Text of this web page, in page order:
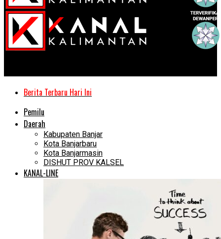
Berita Terbaru Hari Ini
Pemilu
Daerah
Kabupaten Banjar
Kota Banjarbaru
Kota Banjarmasin
DISHUT PROV KALSEL
KANAL-LINE